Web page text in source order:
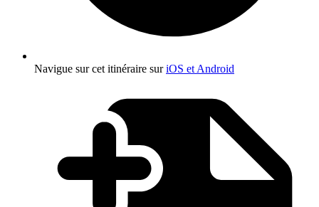
Navigue sur cet itinéraire suriOS et Android